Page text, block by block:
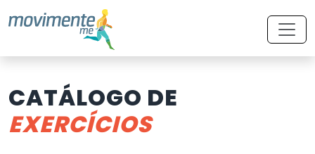
CATÁLOGO DE
EXERCÍCIOS